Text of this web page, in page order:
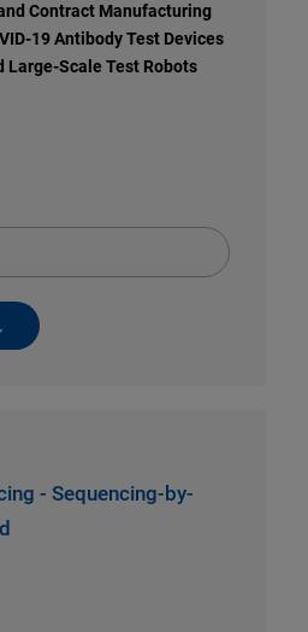
Contract Manufacturing
19 Antibody Test Devices
Large-Scale Test Robots
- Sequencing-by-